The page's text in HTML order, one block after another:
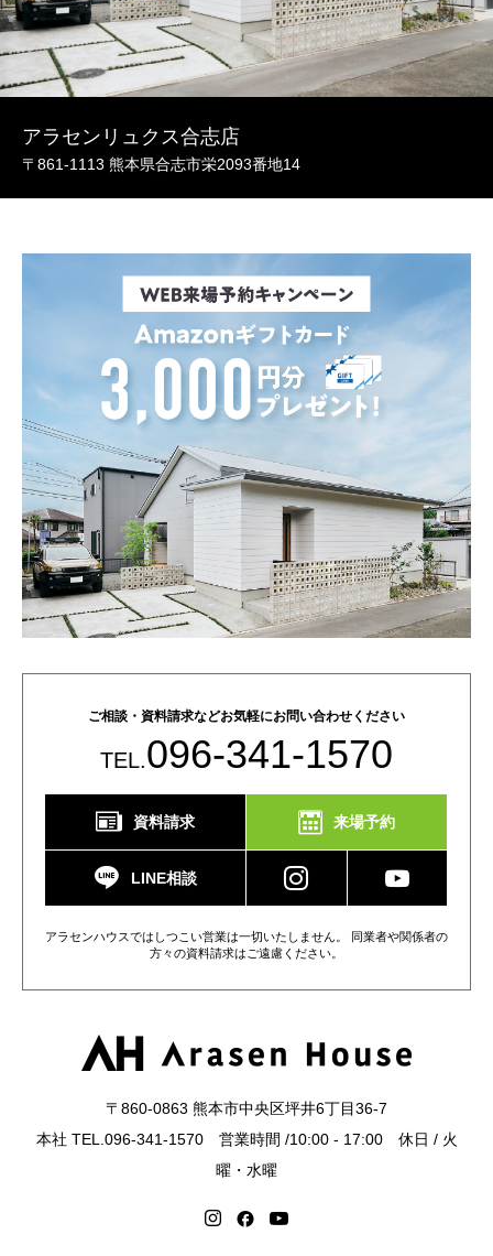
アラセンリュクス合志店
〒861-1113 熊本県合志市栄2093番地14
ご相談・資料請求などお気軽にお問い合わせください
TEL.096-341-1570
資料請求 来場予約
LINE相談
アラセンハウスではしつこい営業は一切いたしません。 同業者や関係者の
方々の資料請求はご遠慮ください。
〒860-0863 熊本市中央区坪井6丁目36-7
本社 TEL.096-341-1570 営業時間 /10:00 - 17:00 休日 / 火
曜・水曜